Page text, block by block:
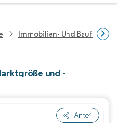
Immobilien- Und
und -
Anteil